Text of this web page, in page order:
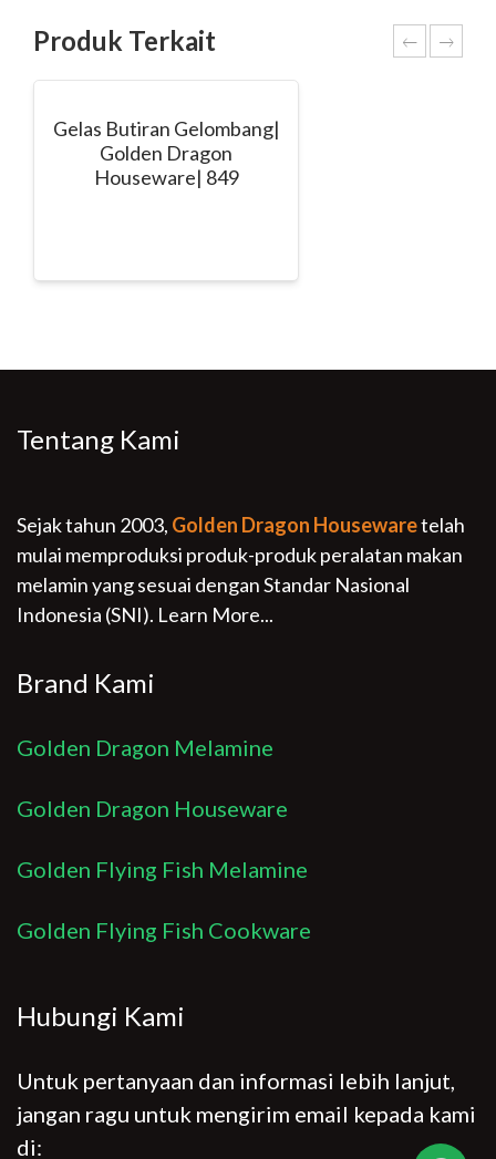
Produk Terkait
Gelas Butiran Gelombang|
Golden Dragon
Houseware| 849
Tentang Kami
Sejak tahun 2003, Golden Dragon Housewaretelah
mulai memproduksi produk-produk peralatan makan
melamin yang sesuai dengan Standar Nasional
Indonesia (SNI). Learn More...
Brand Kami
Golden Dragon Melamine
Golden Dragon Houseware
Golden Flying Fish Melamine
Golden Flying Fish Cookware
Hubungi Kami
Untuk pertanyaan dan informasi lebih lanjut,
jangan ragu untuk mengirim email kepada kami
di: